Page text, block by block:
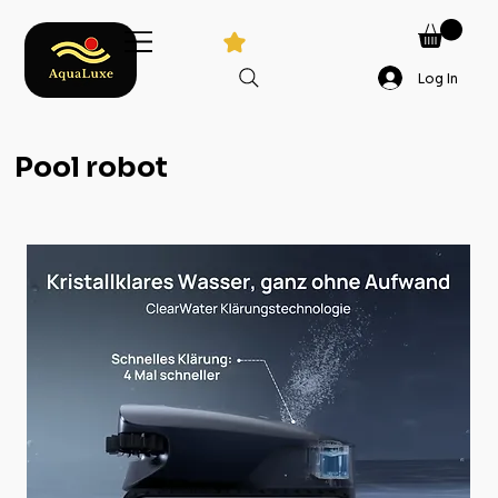
Log In
Pool robot